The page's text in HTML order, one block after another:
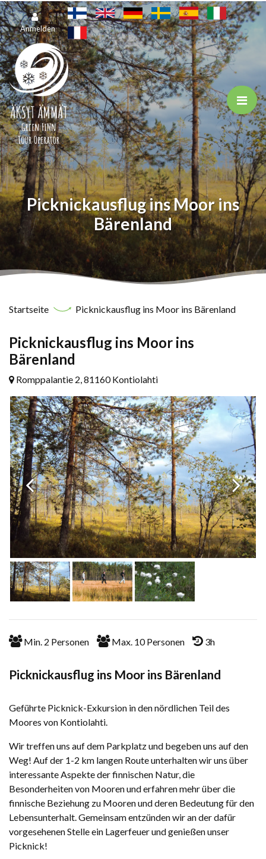
Zum Hauptinhalt springen
Anmelden
Picknickausflug ins Moor ins
Bärenland
Startseite Picknickausflug ins Moor ins Bärenland
Picknickausflug ins Moor ins
Bärenland
Romppalantie 2, 81160 Kontiolahti
Min. 2 Personen Max. 10 Personen 3h
Picknickausflug ins Moor ins Bärenland
Geführte Picknick-Exkursion in den nördlichen Teil des
Moores von Kontiolahti.
Wir treffen uns auf dem Parkplatz und begeben uns auf den
Weg! Auf der 1-2 km langen Route unterhalten wir uns über
interessante Aspekte der finnischen Natur, die
Besonderheiten von Mooren und erfahren mehr über die
finnische Beziehung zu Mooren und deren Bedeutung für den
Lebensunterhalt. Gemeinsam entzünden wir an der dafür
vorgesehenen Stelle ein Lagerfeuer und genießen unser
Picknick!